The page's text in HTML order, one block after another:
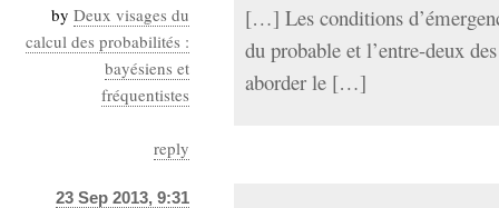
by Deux visages du
calcul des probabilités :
bayésiens et
fréquentistes
reply
[…] Les conditions
du probable et l’entre-deux
aborder le […]
23 Sep 2013, 9:31